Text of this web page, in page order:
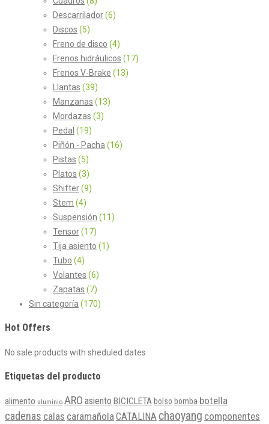
Descarrilador(6)
Discos (5)
Freno de disco (4)
Frenos hidráulicos (17)
Frenos V-Brake (13)
Llantas (39)
Manzanas (13)
Mordazas (3)
Pedal (19)
Piñón - Pacha (16)
Pistas (5)
Platos (3)
Shifter(9)
Stem (4)
Suspensión (11)
Tensor(17)
Tija asiento (1)
Tubo (4)
Volantes (6)
Zapatas (7)
Sin categoría (170)
Hot Offers
No sale products with sheduled dates
Etiquetas del producto
alimento aluminio ARO asiento BICICLETA bolso bomba botella
cadenas calas caramañola CATALINA chaoyang componentes